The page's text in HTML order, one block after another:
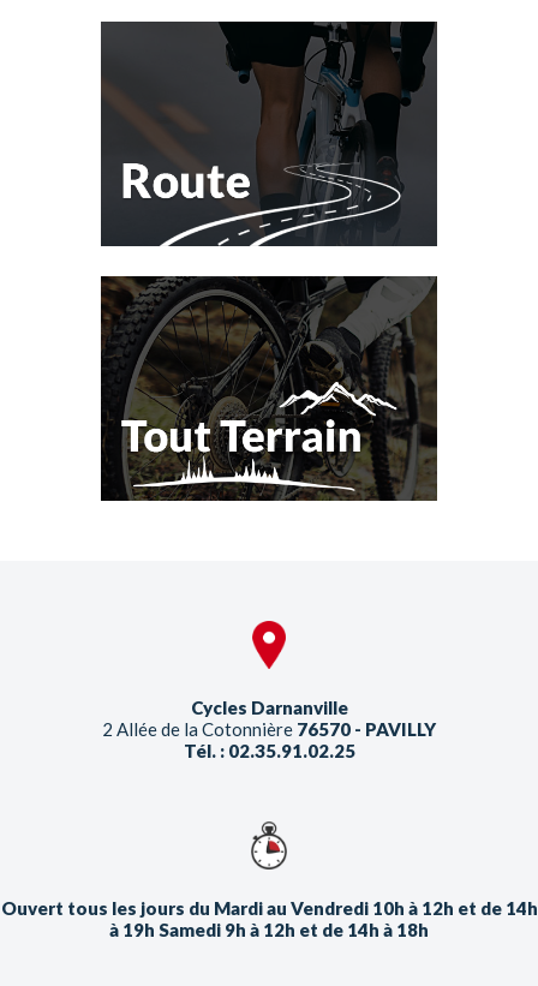
Cycles Darnanville
2 Allée de la Cotonnière 76570 - PAVILLY
Tél. : 02.35.91.02.25
Ouvert tous les jours du Mardi au Vendredi 10h à 12h et de 14h
à 19h Samedi 9h à 12h et de 14h à 18h